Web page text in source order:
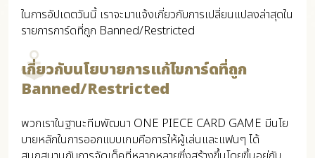
ในการอัปเดตวันนี้ เราจะมาแจ้งเกี่ยวกับการเปลี่ยนแปลงล่าสุดใน
รายการการ์ดที่ถูก Banned/Restricted
เกี่ยวกับนโยบายการแก้ไขการ์ดที่ถูก
Banned/Restricted
พวกเราในฐานะทีมพัฒนา ONE PIECE CARD GAME มีนโย
บายหลักในการออกแบบเกมคือการให้ผู้เล่นและแฟนๆ ได้